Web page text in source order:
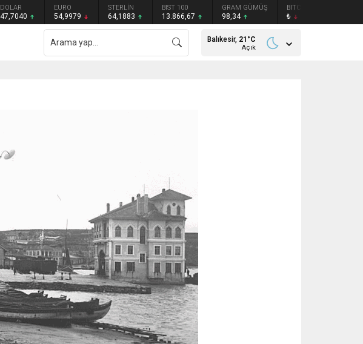
DOLAR
47,7040
EURO
54,9979
STERLİN
64,1883
BIST 100
13.866,67
GRAM GÜMÜŞ
98,34
BITCOIN
₺
Balıkesir, 21 °C
Açık